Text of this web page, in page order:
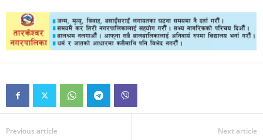
Previous article Next article